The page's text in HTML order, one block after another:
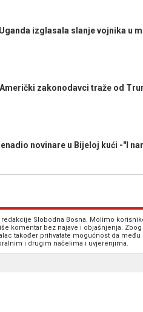
Uganda izglasala slanje vojnika u
Američki zakonodavci traže od
novinare u Bijeloj kući -"I
Slobodna Bosna. Molimo
komentar bez najave i objašnjenja.
također prihvatate mogućnost da među
i drugim načelima i uvjerenjima.